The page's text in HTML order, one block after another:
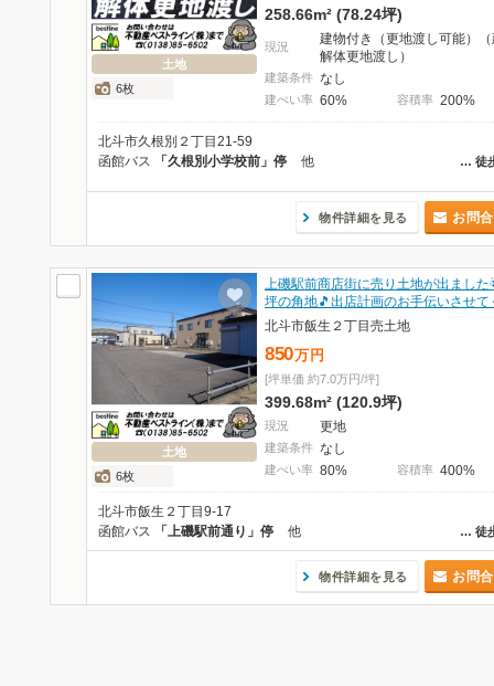
土地
6枚
258.66m² (78.24坪)
現況
建物付き（更地渡し可能）
解体更地渡し）
建築条件 なし
建ぺい率 60% 容積率 200%
北斗市久根別２丁目21-59
… 徒
函館バス 「久根別小学校前」停 他
物件詳細を見る お問
土地
6枚
上磯駅前商店街に売り土地が出ました
坪の角地🎵出店計画のお手伝いさせ
北斗市飯生２丁目売土地
850万 円
[坪単価 約7.0万円/坪]
399.68m² (120.9坪)
現況 更地
建築条件 なし
建ぺい率 80% 容積率 400%
北斗市飯生２丁目9-17
… 徒
函館バス 「上磯駅前通り」停 他
物件詳細を見る お問